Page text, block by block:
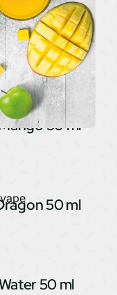
50 ml
50 ml
50 ml